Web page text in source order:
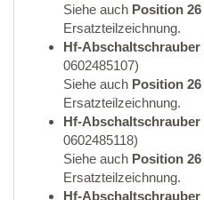
Siehe auch Position 26
Ersatzteilzeichnung.
Hf-Abschaltschrauber
0602485107)
Siehe auch Position 26
Ersatzteilzeichnung.
Hf-Abschaltschrauber
0602485118)
Siehe auch Position 26
Ersatzteilzeichnung.
Hf-Abschaltschrauber